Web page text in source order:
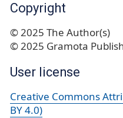
Copyright
© 2025 The Author(s)
© 2025 Gramota
User license
Creative Commons
BY 4.0)